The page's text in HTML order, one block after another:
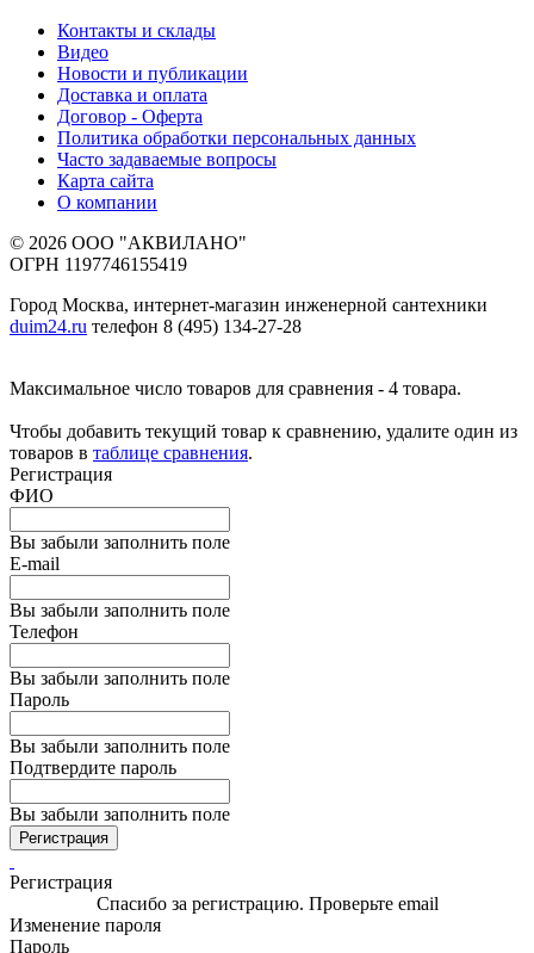
Контакты и склады
Видео
Новости и публикации
Доставка и оплата
Договор - Оферта
Политика обработки персональных данных
Часто задаваемые вопросы
Карта сайта
О компании
© 2026 ООО "АКВИЛАНО"
ОГРН 1197746155419
Город Москва, интернет-магазин инженерной сантехники
duim24.ru телефон 8 (495) 134-27-28
Максимальное число товаров для сравнения - 4 товара.
Чтобы добавить текущий товар к сравнению, удалите один из
товаров в таблице сравнения.
Регистрация
ФИО
Вы забыли заполнить поле
E-mail
Вы забыли заполнить поле
Телефон
Вы забыли заполнить поле
Пароль
Вы забыли заполнить поле
Подтвердите пароль
Вы забыли заполнить поле
Регистрация
Регистрация
Спасибо за регистрацию. Проверьте email
Изменение пароля
Пароль